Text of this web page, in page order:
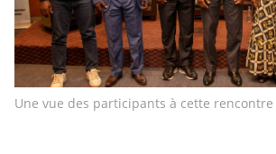
Une vue des participants à cette rencontre